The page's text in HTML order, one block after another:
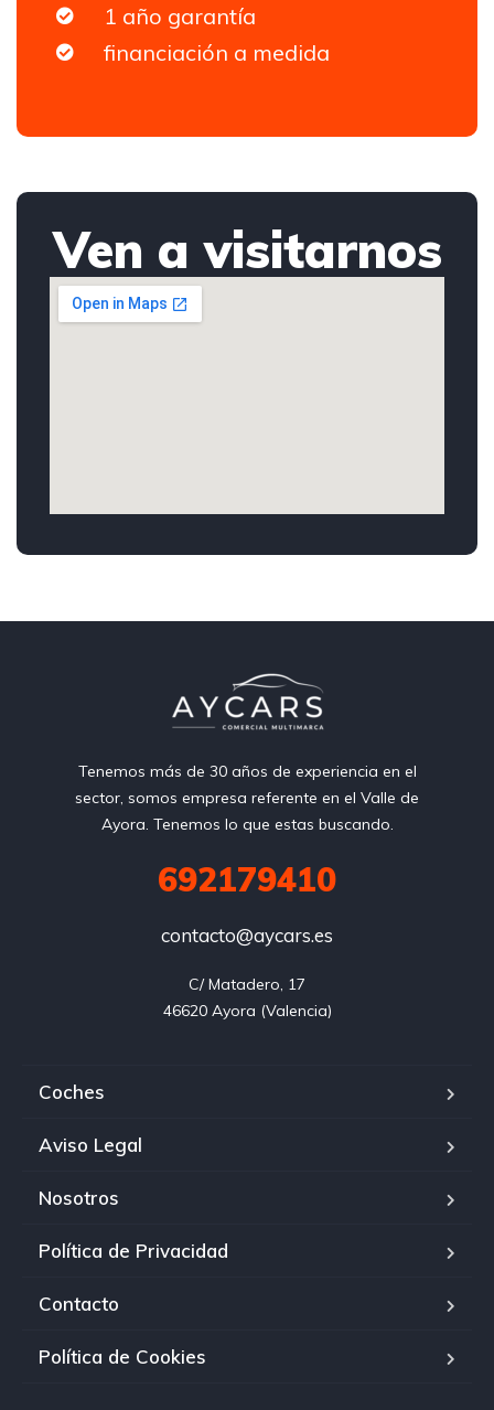
1 año garantía
financiación a medida
Ven a visitarnos
Tenemos más de 30 años de experiencia en el
sector, somos empresa referente en el Valle de
Ayora. Tenemos lo que estas buscando.
692179410
contacto@aycars.es
C/ Matadero, 17
46620 Ayora (Valencia)
Coches
Aviso Legal
Nosotros
Política de Privacidad
Contacto
Política de Cookies